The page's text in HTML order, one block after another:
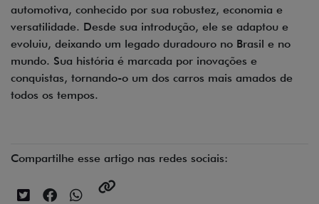
automotiva, conhecido por sua robustez, economia e
versatilidade. Desde sua introdução, ele se adaptou e
evoluiu, deixando um legado duradouro no Brasil e no
mundo. Sua história é marcada por inovações e
conquistas, tornando-o um dos carros mais amados de
todos os tempos.
Compartilhe esse artigo nas redes sociais: